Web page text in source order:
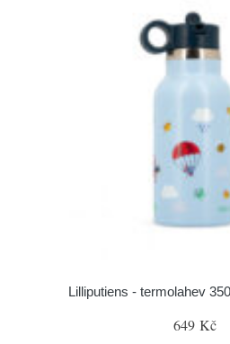
Lilliputiens - termolahev
649 Kč